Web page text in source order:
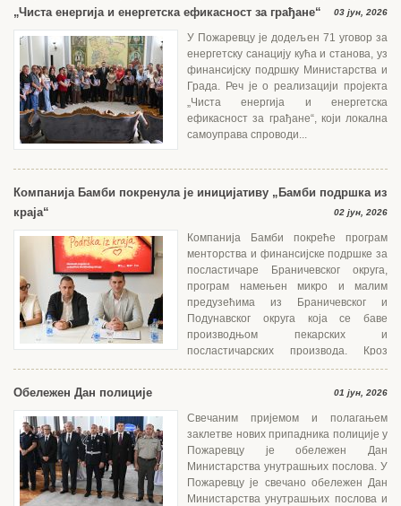
„Чиста енергија и енергетска ефикасност за грађане“
03 јун, 2026
У Пожаревцу је додељен 71 уговор за
енергетску санацију кућа и станова, уз
финансијску подршку Министарства и
Града. Реч је о реализацији пројекта
„Чиста енергија и енергетска
ефикасност за грађане“, који локална
самоуправа спроводи...
Компанија Бамби покренула је иницијативу „Бамби подршка из
краја“
02 јун, 2026
Компанија Бамби покреће програм
менторства и финансијске подршке за
посластичаре Браничевског округа,
програм намењен микро и малим
предузећима из Браничевског и
Подунавског округа која се баве
производњом пекарских и
посластичарских производа. Кроз
едукацију, менторски...
Обележен Дан полиције 01 јун, 2026
Свечаним пријемом и полагањем
заклетве нових припадника полиције у
Пожаревцу је обележен Дан
Министарства унутрашњих послова. У
Пожаревцу је свечано обележен Дан
Министарства унутрашњих послова и